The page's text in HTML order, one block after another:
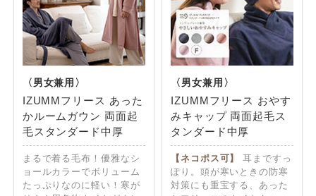
IZUMMフリース あった
かルームガウン 両面起
毛スタンダード中厚
まるで着る毛布！優雅なシ
ョールカラーでボリューム
たっぷりなのに軽い！寒が
IZUMMフリース おやす
みキャップ 両面起毛ス
タンダード中厚
【ネコポス可】耳まですっ
ぽり。頭が寒いときの防寒
対策にも重宝する、あった